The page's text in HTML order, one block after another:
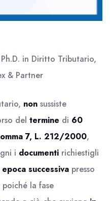
in Diritto Tributario,
& Partner
non sussiste
del termine di 60
7, L. 212/2000,
i documenti richiestigli
epoca successiva presso
poiché la fase